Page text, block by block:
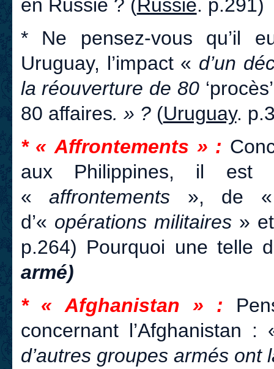
en Russie ? ( Russie. p.291)
* Ne pensez-vous qu’il
Uruguay, l’impact « d’un
la réouverture de 80
80 affaires. » ? (Uruguay.
* « Affrontements » :
aux Philippines, il
«affrontements », de
d’« opérations militaires »
p.264) Pourquoi une telle
armé)
* « Afghanistan » :
concernant l’Afghanistan
d’autres groupes armés